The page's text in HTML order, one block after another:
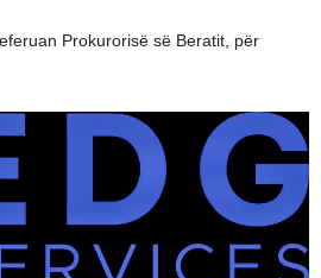
Prokurorisë së Beratit, për